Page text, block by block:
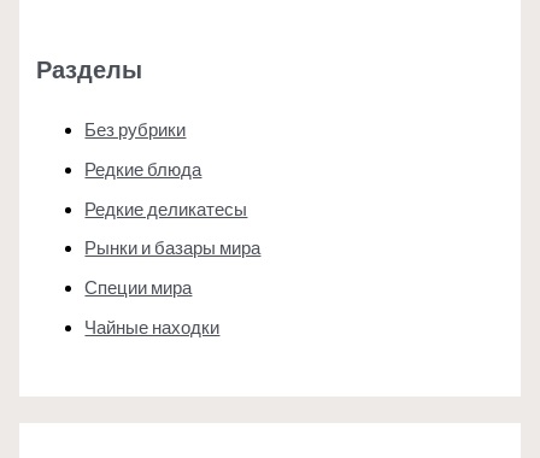
Разделы
Без рубрики
Редкие блюда
Редкие деликатесы
Рынки и базары мира
Специи мира
Чайные находки